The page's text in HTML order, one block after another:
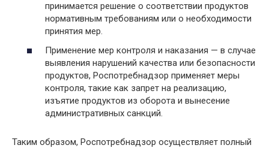
принимается решение о соответствии продуктов
нормативным требованиям или о необходимости
принятия мер.
Применение мер контроля и наказания — в случае
выявления нарушений качества или безопасности
продуктов, Роспотребнадзор применяет меры
контроля, такие как запрет на реализацию,
изъятие продуктов из оборота и вынесение
административных санкций.
Таким образом, Роспотребнадзор осуществляет полный